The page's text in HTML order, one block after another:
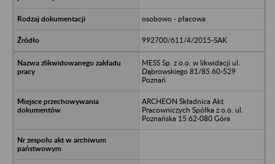
osobowo - płacowa
992700/611/4/2015-SAK
MESS Sp. z o.o. w likwidacji ul.
Dąbrowskiego 81/85 60-529
Poznań
ARCHEON Składnica Akt
Pracowniczych Spółka z o.o. ul.
Poznańska 15 62-080 Góra